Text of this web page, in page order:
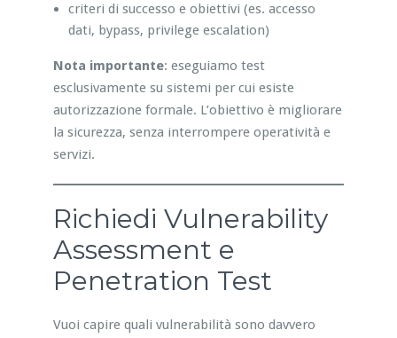
criteri di successo e obiettivi (es. accesso
dati, bypass, privilege escalation)
Nota importante: eseguiamo test
esclusivamente su sistemi per cui esiste
autorizzazione formale. L’obiettivo è migliorare
la sicurezza, senza interrompere operatività e
servizi.
Richiedi Vulnerability
Assessment e
Penetration Test
Vuoi capire quali vulnerabilità sono davvero